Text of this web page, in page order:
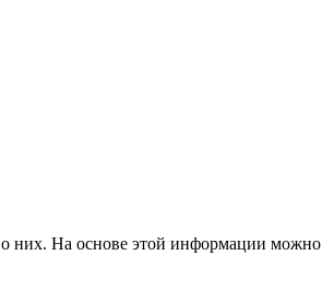
о них. На основе этой информации можно